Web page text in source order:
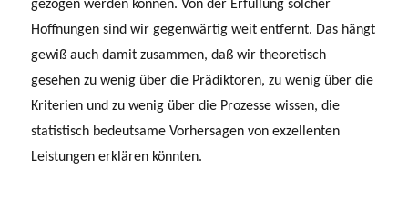
gezogen werden können. Von der Erfüllung solcher
Hoffnungen sind wir gegenwärtig weit entfernt. Das hängt
gewiß auch damit zusammen, daß wir theoretisch
gesehen zu wenig über die Prädiktoren, zu wenig über die
Kriterien und zu wenig über die Prozesse wissen, die
statistisch bedeutsame Vorhersagen von exzellenten
Leistungen erklären könnten.